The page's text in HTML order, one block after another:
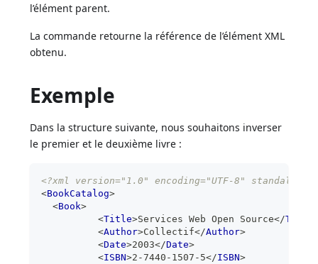
l’élément parent.
La commande retourne la référence de l’élément XML
obtenu.
Exemple
Dans la structure suivante, nous souhaitons inverser
le premier et le deuxième livre :
<?xml version="1.0" encoding="UTF-8"
<BookCatalog>
<Book>
<Title>Services Web Open Source</Title
<Author>Collectif</Author>
<Date>2003</Date>
<ISBN>2-7440-1507-5</ISBN>